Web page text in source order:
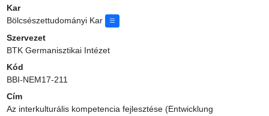
Kar
Bölcsészettudományi Kar
Szervezet
BTK Germanisztikai Intézet
Kód
BBI-NEM17-211
Cím
Az interkulturális kompetencia fejlesztése (Entwicklung